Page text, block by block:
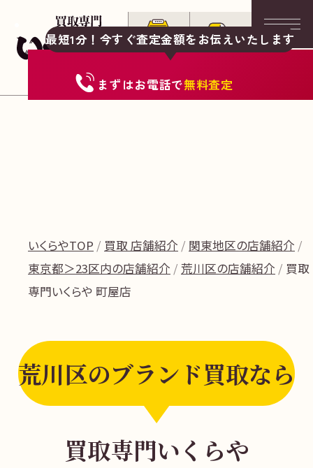
最短1分！今すぐ査定金額をお伝えいたします
まずはお電話で無料査定
いくらやTOP 買取 店舗紹介
関東地区の店舗紹介
東京都＞23区内の店舗紹介
荒川区の店舗紹介
買取
専門いくらや 町屋店
荒川区のブランド買取なら
買取専門いくらや